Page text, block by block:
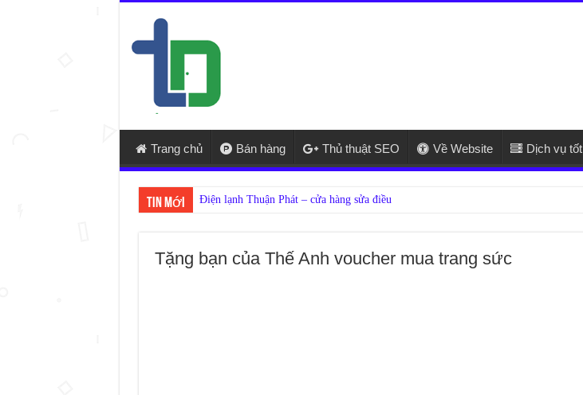
Trang chủ Bán hàng Thủ thuật SEO Về Website Dịch vụ tốt
Tin mới Nế
Tặng bạn của Thế Anh voucher mua trang sức